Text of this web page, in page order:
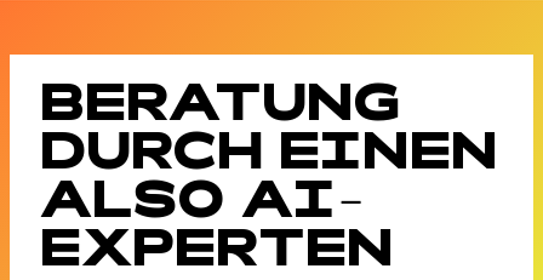
BERATUNG
DURCH EINEN
ALSO AI-
EXPERTEN